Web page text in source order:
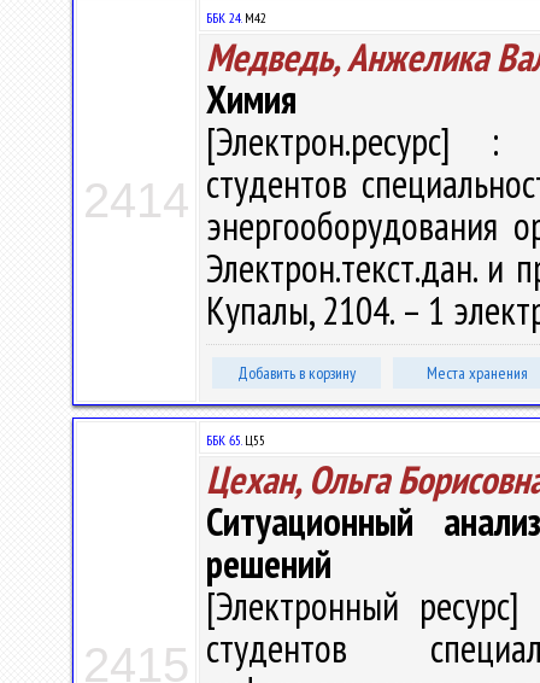
2414
ББК 24.М42
Медведь, Анжелика
Химия
[Электрон.ресурс] :
студентов
энергооборудования
Электрон.текст.дан. и
Купалы, 2104. – 1
Добавить в корзину Места хранения
2415
ББК 65.Ц55
Цехан, Ольга
Ситуационный
решений
[Электронный
студентов